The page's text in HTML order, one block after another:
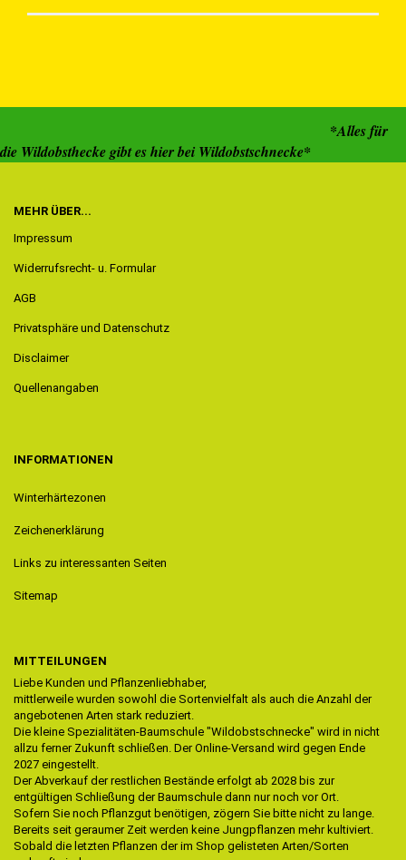
*Alles für
die Wildobsthecke gibt es hier bei Wildobstschnecke*
MEHR ÜBER...
Impressum
Widerrufsrecht- u. Formular
AGB
Privatsphäre und Datenschutz
Disclaimer
Quellenangaben
INFORMATIONEN
Winterhärtezonen
Zeichenerklärung
Links zu interessanten Seiten
Sitemap
MITTEILUNGEN
Liebe Kunden und Pflanzenliebhaber,
mittlerweile wurden sowohl die Sortenvielfalt als auch die Anzahl der
angebotenen Arten stark reduziert.
Die kleine Spezialitäten-Baumschule "Wildobstschnecke" wird in nicht
allzu ferner Zukunft schließen. Der Online-Versand wird gegen Ende
2027 eingestellt.
Der Abverkauf der restlichen Bestände erfolgt ab 2028 bis zur
entgültigen Schließung der Baumschule dann nur noch vor Ort.
Sofern Sie noch Pflanzgut benötigen, zögern Sie bitte nicht zu lange.
Bereits seit geraumer Zeit werden keine Jungpflanzen mehr kultiviert.
Sobald die letzten Pflanzen der im Shop gelisteten Arten/Sorten